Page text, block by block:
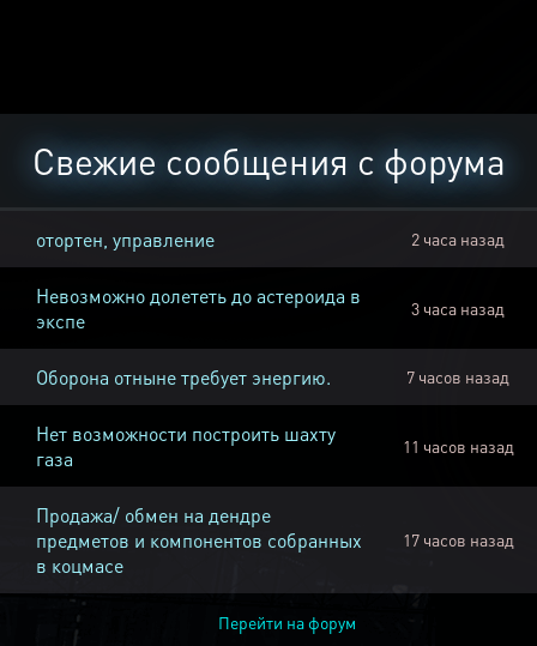
Свежие сообщения с форума
отортен, управление 2 часа назад
Невозможно долететь до астероида в
экспе
3 часа назад
Оборона отныне требует энергию. 7 часов назад
Нет возможности построить шахту
газа
11 часов назад
Продажа/ обмен на дендре
предметов и компонентов собранных
в коцмасе
17 часов назад
Перейти на форум